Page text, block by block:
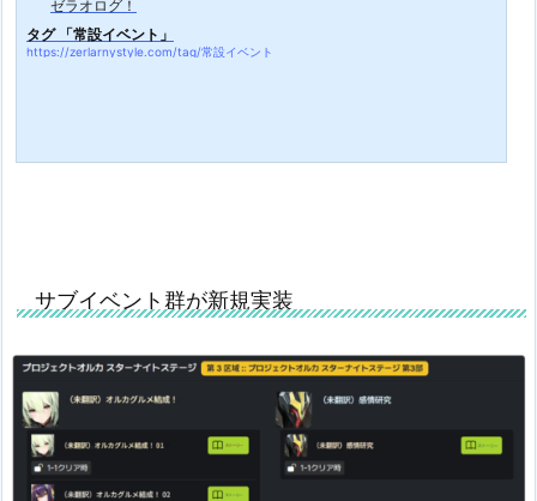
ゼラオログ！
タグ 「常設イベント」
https://zerlarnystyle.com/tag/常設イベント
サブイベント群が新規実装